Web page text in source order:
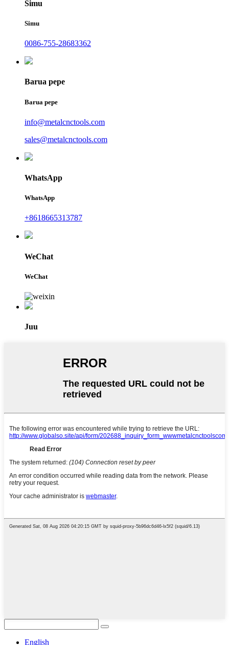
Simu
Simu
0086-755-28683362
Barua pepe
Barua pepe
info@metalcnctools.com
sales@metalcnctools.com
WhatsApp
WhatsApp
+8618665313787
WeChat
WeChat
Juu
English